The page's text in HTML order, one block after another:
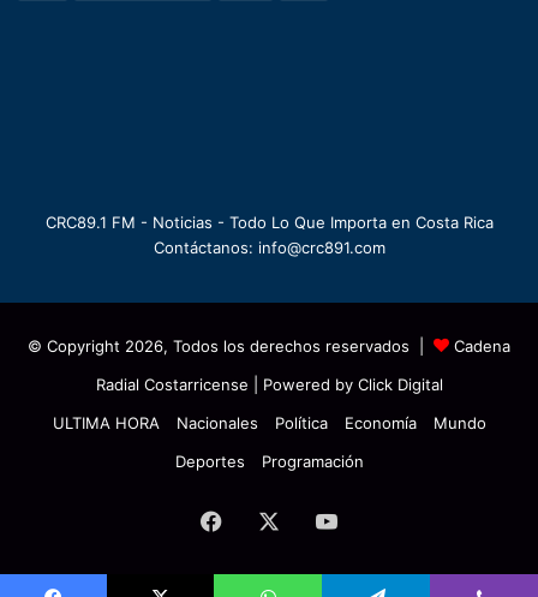
CRC89.1 FM - Noticias - Todo Lo Que Importa en Costa Rica
Contáctanos: info@crc891.com
© Copyright 2026, Todos los derechos reservados |
Cadena
Radial Costarricense | Powered by Click Digital
ULTIMA HORA
Nacionales Política Economía
Mundo
Deportes
Programación
Facebook YouTube